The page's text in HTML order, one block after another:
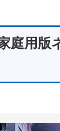
庭用版